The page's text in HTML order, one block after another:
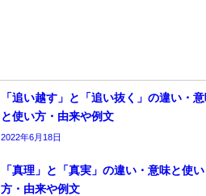
「追い越す」と「追い抜く」の違い・
と使い方・由来や例文
2022年6月18日
「真理」と「真実」の違い・意味と使い
方・由来や例文